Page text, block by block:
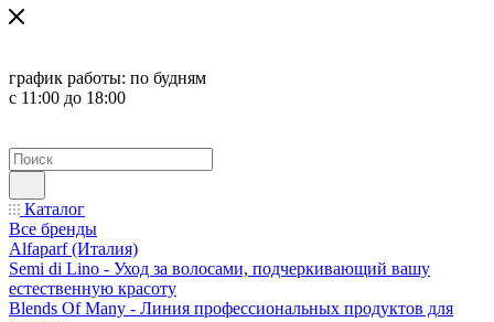
график работы: по будням
с 11:00 до 18:00
Каталог
Все бренды
Alfaparf (Италия)
Semi di Lino - Уход за волосами, подчеркивающий вашу
естественную красоту
Blends Of Many - Линия профессиональных продуктов для